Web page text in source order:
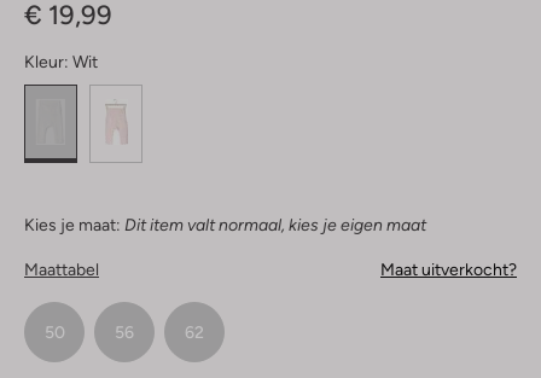
€ 19,99
Kleur: Wit
Kies je maat: Dit item valt normaal, kies je eigen maat
Maattabel Maat uitverkocht?
50 56 62